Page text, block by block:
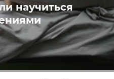
научиться